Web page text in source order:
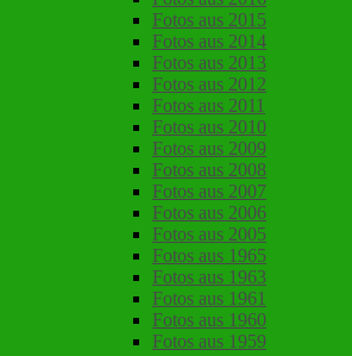
Fotos aus 2015
Fotos aus 2014
Fotos aus 2013
Fotos aus 2012
Fotos aus 2011
Fotos aus 2010
Fotos aus 2009
Fotos aus 2008
Fotos aus 2007
Fotos aus 2006
Fotos aus 2005
Fotos aus 1965
Fotos aus 1963
Fotos aus 1961
Fotos aus 1960
Fotos aus 1959